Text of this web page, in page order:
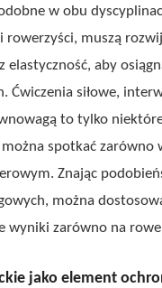
w obu
rowerzyści, muszą
elastyczność, aby
Ćwiczenia siłowe,
to tylko
spotkać zarówno
Znając
można
wyniki zarówno na
jako element